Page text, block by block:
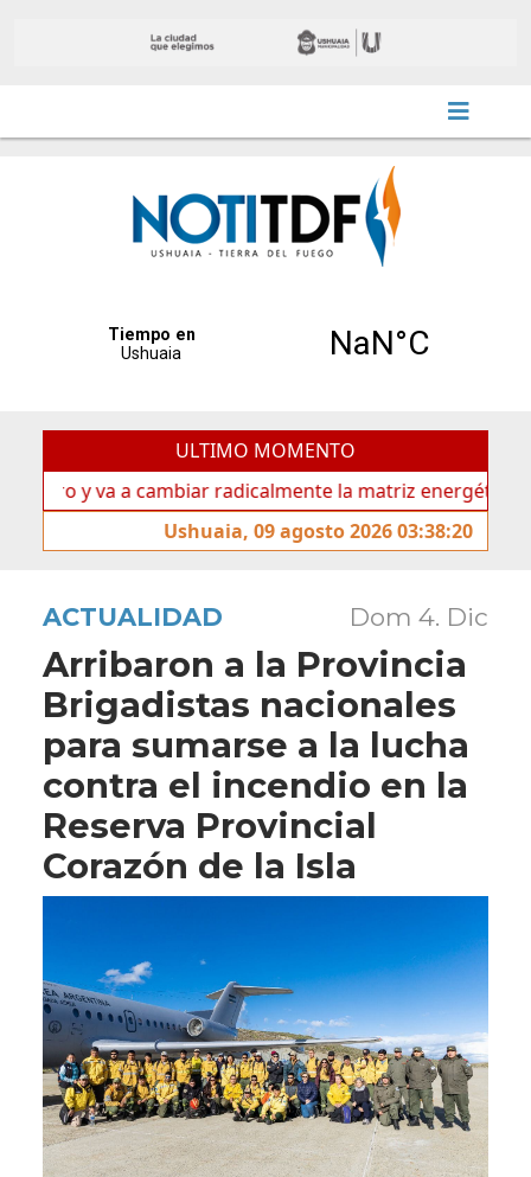
ULTIMO MOMENTO
cambiar radicalmente la matriz energética de Ushuaia”
Ushuaia, 09 agosto 2026 03:38:20
ACTUALIDAD Dom 4. Dic
Arribaron a la Provincia
Brigadistas nacionales
para sumarse a la lucha
contra el incendio en la
Reserva Provincial
Corazón de la Isla